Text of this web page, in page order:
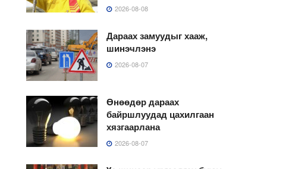
2026-08-08
Дараах замуудыг хааж,
шинэчлэнэ
2026-08-07
Өнөөдөр дараах
байршлуудад цахилгаан
хязгаарлана
2026-08-07